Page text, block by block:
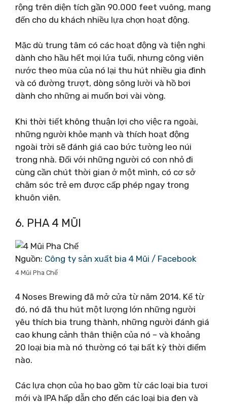
rộng trên diện tích gần 90.000 feet vuông, mang
đến cho du khách nhiều lựa chọn hoạt động.
Mặc dù trung tâm có các hoạt động và tiện nghi
dành cho hầu hết mọi lứa tuổi, nhưng công viên
nước theo mùa của nó lại thu hút nhiều gia đình
và có đường trượt, dòng sông lười và hồ bơi
dành cho những ai muốn bơi vài vòng.
Khi thời tiết không thuận lợi cho việc ra ngoài,
những người khỏe mạnh và thích hoạt động
ngoài trời sẽ đánh giá cao bức tường leo núi
trong nhà. Đối với những người có con nhỏ đi
cùng cần chút thời gian ở một mình, có cơ sở
chăm sóc trẻ em được cấp phép ngay trong
khuôn viên.
6. PHA 4 MŨI
Nguồn: Công ty sản xuất bia 4 Mũi / Facebook
4 Mũi Pha Chế
4 Noses Brewing đã mở cửa từ năm 2014. Kể từ
đó, nó đã thu hút một lượng lớn những người
yêu thích bia trung thành, những người đánh giá
cao khung cảnh thân thiện của nó – và khoảng
20 loại bia mà nó thường có tại bất kỳ thời điểm
nào.
Các lựa chọn của họ bao gồm từ các loại bia tươi
mới và IPA hấp dẫn cho đến các loại bia đen và